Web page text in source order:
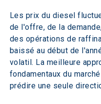
Les prix du diesel
de l'offre, de la
des opérations de
baissé au début de
volatil. La meilleure
fondamentaux du
prédire une seule